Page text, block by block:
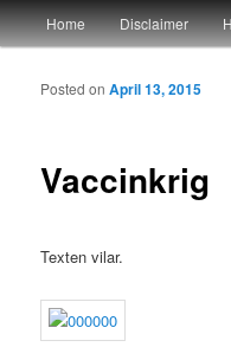
Main menu
Skip to primary content
Skip to secondary
Home Disclaimer
Vaccinkrig
Posted onApril 13, 2015
Texten vilar.